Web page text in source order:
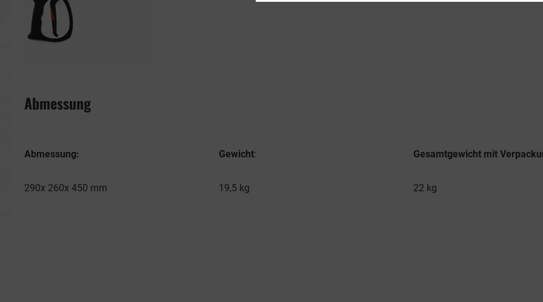
Abmessung
Abmessung:
290x 260x 450 mm
Gewicht:
19,5 kg
Gesamtgewicht mit
22 kg